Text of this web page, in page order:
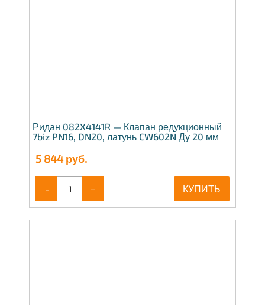
Ридан 082X4141R — Клапан редукционный
7biz PN16, DN20, латунь CW602N Ду 20 мм
5 844руб.
- + КУПИТЬ